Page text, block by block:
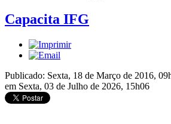
Capacita IFG
Publicado: Sexta, 18 de Março de 2016,
em Sexta, 03 de Julho de 2026, 15h06